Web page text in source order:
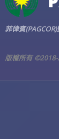
菲律賓
版權所有